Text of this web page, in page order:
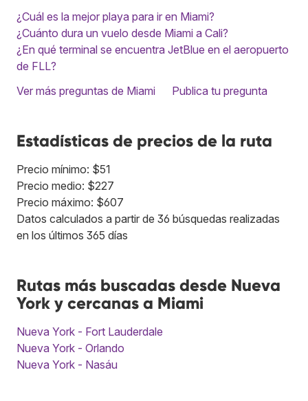
¿Cuál es la mejor playa para ir en Miami?
¿Cuánto dura un vuelo desde Miami a Cali?
¿En qué terminal se encuentra JetBlue en el aeropuerto
de FLL?
Ver más preguntas de Miami
Publica tu pregunta
Estadísticas de precios de la ruta
Precio mínimo: $51
Precio medio: $227
Precio máximo: $607
Datos calculados a partir de 36 búsquedas realizadas
en los últimos 365 días
Rutas más buscadas desde Nueva
York y cercanas a Miami
Nueva York - Fort Lauderdale
Nueva York - Orlando
Nueva York - Nasáu